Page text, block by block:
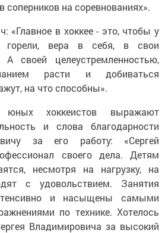
соперников на соревнованиях».
«Главное в хоккее - это, чтобы у
горели, вера в себя, в свои
своей целеустремленностью,
расти и добиваться
на что способны».
юных хоккеистов выражают
и слова благодарности
за его работу: «Сергей
своего дела. Детям
несмотря на нагрузку, на
с удовольствием. Занятия
и насыщены самыми
по технике. Хотелось
Владимировича за высокий